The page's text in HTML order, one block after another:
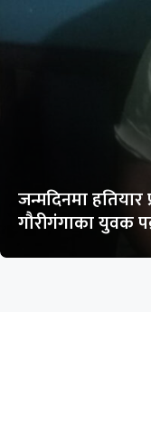
जन्मदिनमा हतियार
गौरीगंगाका युवक